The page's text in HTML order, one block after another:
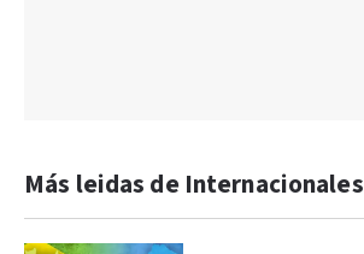
Más leidas de Internacionales